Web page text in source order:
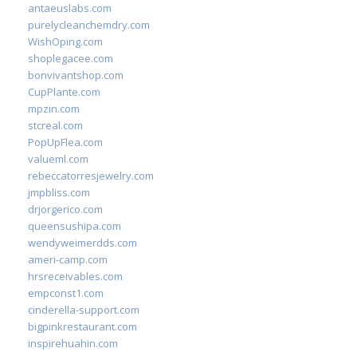
antaeuslabs.com
purelycleanchemdry.com
WishOping.com
shoplegacee.com
bonvivantshop.com
CupPlante.com
mpzin.com
stcreal.com
PopUpFlea.com
valueml.com
rebeccatorresjewelry.com
jmpbliss.com
drjorgerico.com
queensushipa.com
wendyweimerdds.com
ameri-camp.com
hrsreceivables.com
empconst1.com
cinderella-support.com
bigpinkrestaurant.com
inspirehuahin.com